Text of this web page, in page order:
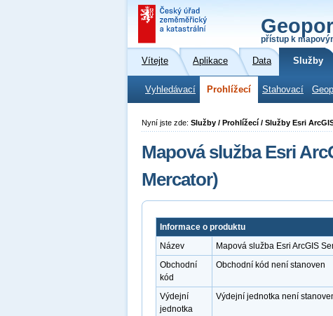
přístup k
Vítejte Aplikace Data Služby
Vyhledávací Prohlížecí Stahovací
Nyní jste zde: Služby / Prohlížecí / Služby Esri
Mapová služba Esri
Mercator)
Informace o produktu
Název
Mapová služba Esri ArcGIS
Obchodní
kód
Obchodní kód není stanoven
Výdejní
jednotka
Výdejní jednotka není